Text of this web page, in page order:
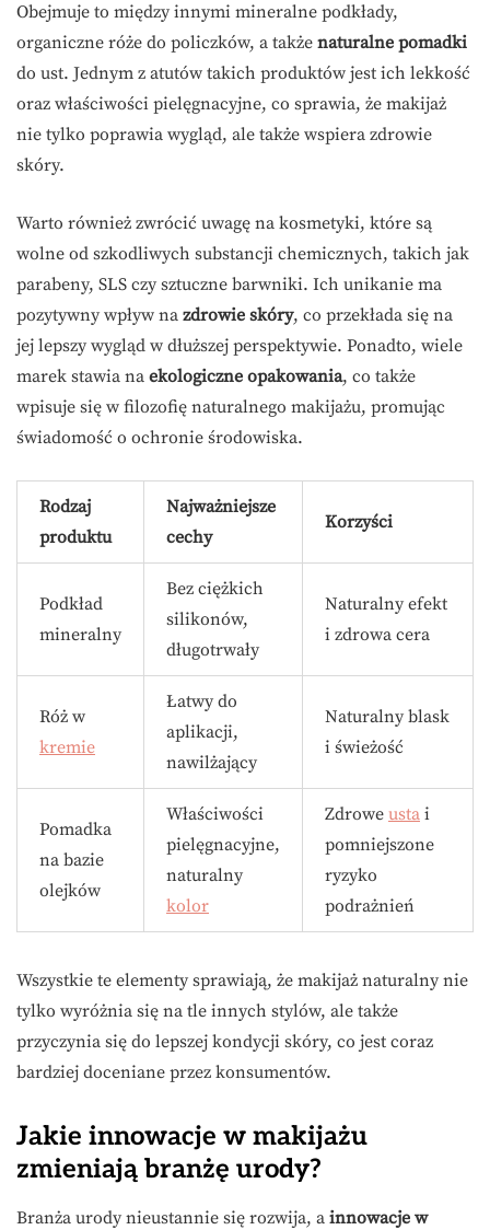
Obejmuje to między innymi mineralne podkłady,
organiczne róże do policzków, a także naturalne pomadki
do ust. Jednym z atutów takich produktów jest ich lekkość
oraz właściwości pielęgnacyjne, co sprawia, że makijaż
nie tylko poprawia wygląd, ale także wspiera zdrowie
skóry.
Warto również zwrócić uwagę na kosmetyki, które są
wolne od szkodliwych substancji chemicznych, takich jak
parabeny, SLS czy sztuczne barwniki. Ich unikanie ma
pozytywny wpływ na zdrowie skóry, co przekłada się na
jej lepszy wygląd w dłuższej perspektywie. Ponadto, wiele
marek stawia na ekologiczne opakowania, co także
wpisuje się w filozofię naturalnego makijażu, promując
świadomość o ochronie środowiska.
Rodzaj
produktu
Najważniejsze
cechy
Korzyści
Podkład
mineralny
Bez ciężkich
silikonów,
długotrwały
Naturalny efekt
i zdrowa cera
Róż w
kremie
Łatwy do
aplikacji,
nawilżający
Naturalny blask
i świeżość
Pomadka
na bazie
olejków
Właściwości
pielęgnacyjne,
naturalny
kolor
Zdrowe usta i
pomniejszone
ryzyko
podrażnień
Wszystkie te elementy sprawiają, że makijaż naturalny nie
tylko wyróżnia się na tle innych stylów, ale także
przyczynia się do lepszej kondycji skóry, co jest coraz
bardziej doceniane przez konsumentów.
Jakie innowacje w makijażu
zmieniają branżę urody?
Branża urody nieustannie się rozwija, a innowacje w